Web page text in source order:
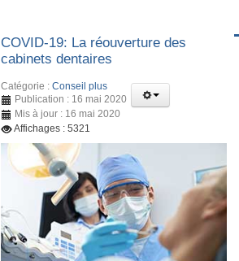
COVID-19: La réouverture des
cabinets dentaires
Catégorie :Conseil plus
Publication : 16 mai 2020
Mis à jour : 16 mai 2020
Affichages : 5321